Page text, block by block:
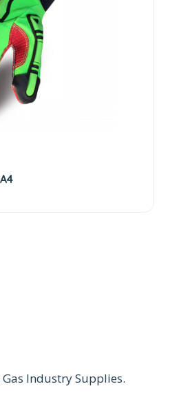
Industry Supplies.